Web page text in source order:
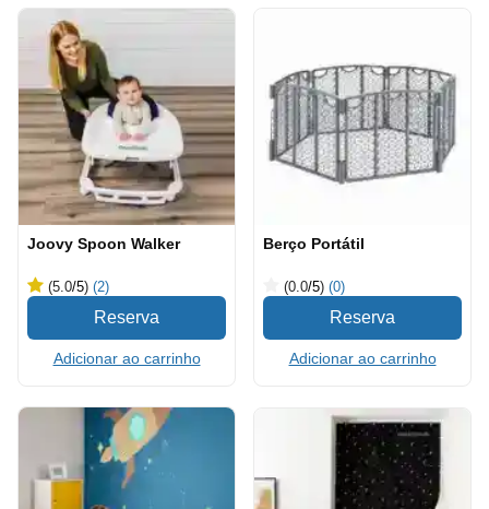
Joovy Spoon Walker
(5.0/5) (2)
Adicionar ao carrinho
Berço Portátil
(0.0/5) (0)
Adicionar ao carrinho